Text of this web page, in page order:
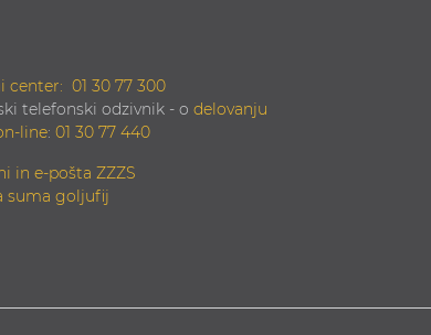
center: 01 30 77 300
telefonski odzivnik - o delovanju
line: 01 30 77 440
in e-pošta ZZZS
suma goljufij